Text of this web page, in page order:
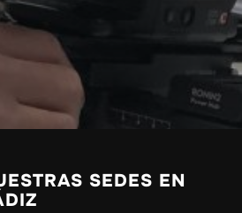
SEDES EN